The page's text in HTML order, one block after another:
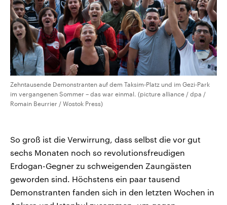
Zehntausende Demonstranten auf dem Taksim-Platz und im Gezi-Park
im vergangenen Sommer – das war einmal. (picture alliance / dpa /
Romain Beurrier / Wostok Press)
So groß ist die Verwirrung, dass selbst die vor gut
sechs Monaten noch so revolutionsfreudigen
Erdogan-Gegner zu schweigenden Zaungästen
geworden sind. Höchstens ein paar tausend
Demonstranten fanden sich in den letzten Wochen in